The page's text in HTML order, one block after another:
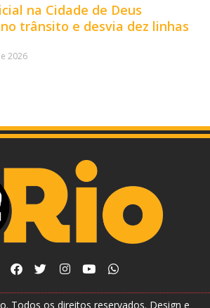
na Cidade de Deus
trânsito e desvia dez linhas
2026
Todos os direitos reservados. Design e